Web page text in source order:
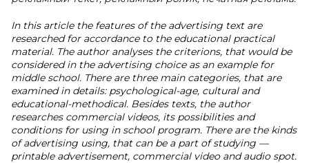
In this article the features of the advertising text are
researched for accordance to the educational practical
material. The author analyses the criterions, that would be
considered in the advertising choice as an example for
middle school. There are three main categories, that are
examined in details: psychological-age, cultural and
educational-methodical. Besides texts, the author
researches commercial videos, its possibilities and
conditions for using in school program. There are the kinds
of advertising using, that can be a part of studying —
printable advertisement, commercial video and audio spot.